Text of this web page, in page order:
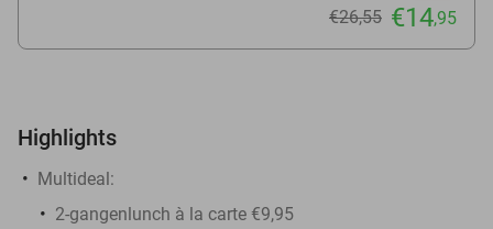
€26,55 €14,95
Highlights
Multideal:
2-gangenlunch à la carte €9,95